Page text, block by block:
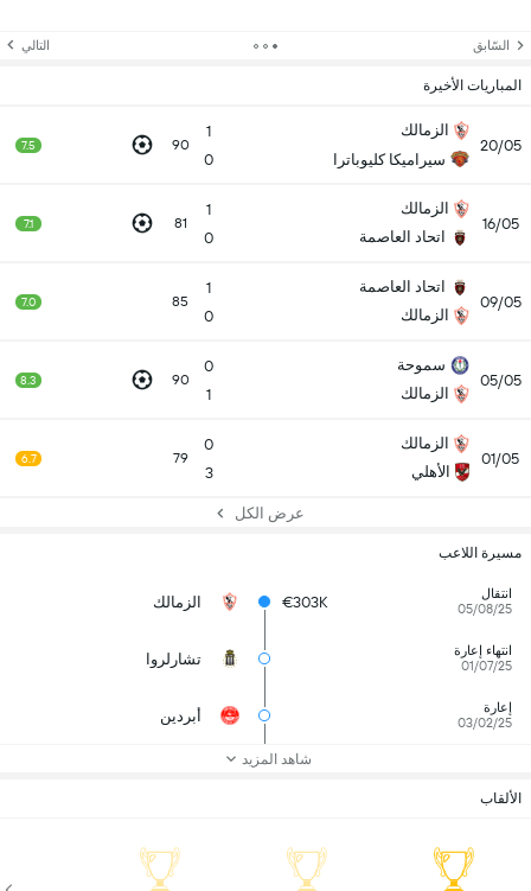
السّابق التالي
المباريات الأخيرة
20/05
الزمالك
سيراميكا كليوباترا
1
0
90
7.5
16/05
الزمالك
اتحاد العاصمة
1
0
81
7.1
09/05
اتحاد العاصمة
الزمالك
1
0
85
7.0
05/05
سموحة
الزمالك
0
1
90
8.3
01/05
الزمالك
الأهلي
0
3
79
6.7
عرض الكل
مسيرة اللاعب
انتقال
05/08/25
€303K الزمالك
انتهاء إعارة
01/07/25
تشارلروا
إعارة
03/02/25
أبردين
شاهد المزيد
الألقاب